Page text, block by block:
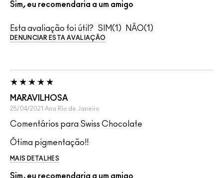
Sim, eu recomendaria a um amigo
Esta avaliação foi útil? 1 1
DENUNCIAR ESTA AVALIAÇÃO
MARAVILHOSA
25/04/2021 Ana Rio de Janeiro
Comentários para Swiss Chocolate
Ótima pigmentação!!
MAIS DETALHES
Sim, eu recomendaria a um amigo